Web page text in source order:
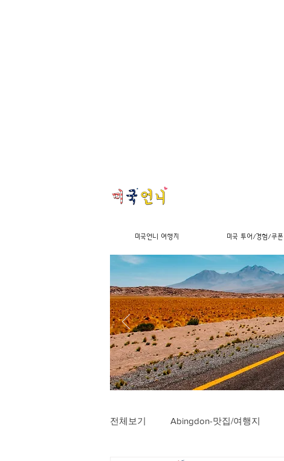
전체보기 Abingdon-맛집/여행지
미국언니 여행지 미국 투어/경험/쿠폰